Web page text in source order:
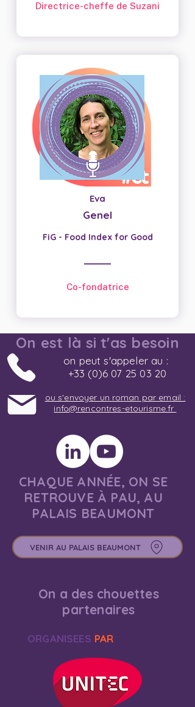
Directrice-cheffe de Suzani
Eva
Genel
FiG - Food Index for Good
Co-fondatrice
On est là si t'as besoin
on peut s'appeler au :
+33 (0)6 07 25 03 20
ou s'envoyer un roman par email :
info@rencontres-etourisme.fr
CHAQUE ANNÉE, ON SE
RETROUVE À PAU, AU
PALAIS BEAUMONT
VENIR AU PALAIS BEAUMONT
On a des chouettes
partenaires
ORGANISEES PAR